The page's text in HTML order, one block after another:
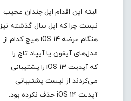
البته این اقدام اپل چندان عجیب
نیست چرا که اپل سال گذشته نیز
هنگام عرضه iOS 14 هیچ کدام از
مدل‌های آیفون یا آیپاد تاچ را
که آپدیت iOS 13 را پشتیبانی
می‌کردند از لیست پشتیبانی
آپدیت iOS 14 حذف نکرده بود.